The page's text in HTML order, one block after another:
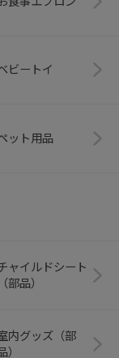
ビートイ
ット用品
ャイルドシート
（部品）
内グッズ（部
）